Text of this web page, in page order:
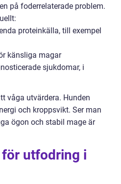
på foderrelaterade problem.
proteinkälla, till exempel
känsliga magar
sjukdomar, i
våga utvärdera. Hunden
och kroppsvikt. Ser man
ögon och stabil mage är
utfodring i